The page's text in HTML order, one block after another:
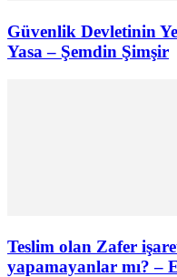
Güvenlik Devletinin
Yasa – Şemdin Şimşir
Teslim olan Zafer
yapamayanlar mı? –